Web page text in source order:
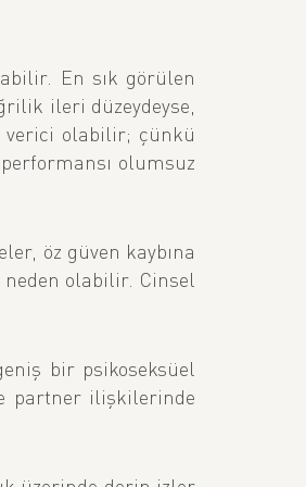
En sık görülen
ileri düzeydeyse,
verici olabilir; çünkü
olumsuz
öz güven kaybına
olabilir. Cinsel
bir psikoseksüel
partner ilişkilerinde